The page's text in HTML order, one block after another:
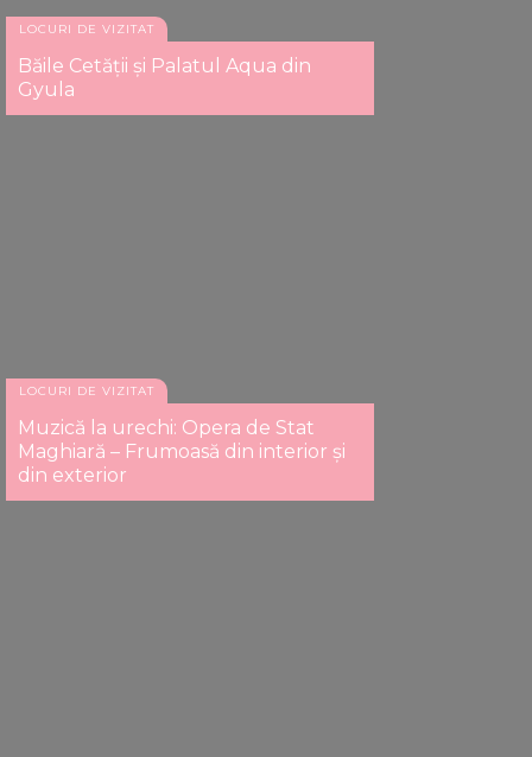
LOCURI DE VIZITAT
Băile Cetății și Palatul Aqua din
Gyula
LOCURI DE VIZITAT
Muzică la urechi: Opera de Stat
Maghiară – Frumoasă din interior și
din exterior